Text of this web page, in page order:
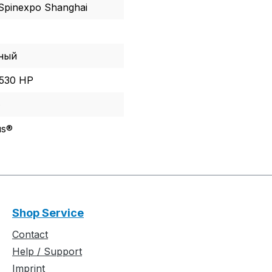
Shanghai
HP
Shop Service
Contact
Help / Support
Imprint